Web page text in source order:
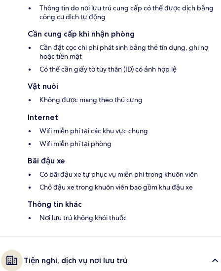
Thông tin do nơi lưu trú cung cấp có thể được dịch bằng
công cụ dịch tự động
Cần cung cấp khi nhận phòng
Cần đặt cọc chi phí phát sinh bằng thẻ tín dụng, ghi nợ
hoặc tiền mặt
Có thể cần giấy tờ tùy thân (ID) có ảnh hợp lệ
Vật nuôi
Không được mang theo thú cưng
Internet
Wifi miễn phí tại các khu vực chung
Wifi miễn phí tại phòng
Bãi đậu xe
Có bãi đậu xe tự phục vụ miễn phí trong khuôn viên
Chỗ đậu xe trong khuôn viên bao gồm khu đậu xe
Thông tin khác
Nơi lưu trú không khói thuốc
Tiện nghi, dịch vụ nơi lưu trú